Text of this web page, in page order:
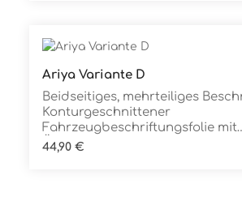
Details
Ariya Variante D
Beidseitiges, mehrteiliges
Konturgeschnittener
Fahrzeugbeschriftungsfolie mit
ÜbertragungstapeDie Folie ist
Regulärer Preis:
44,90 €